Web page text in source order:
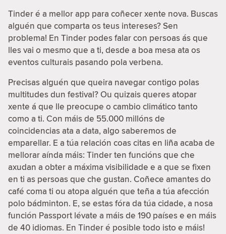
Tinder é a mellor app para coñecer xente nova. Buscas
alguén que comparta os teus intereses? Sen
problema! En Tinder podes falar con persoas ás que
lles vai o mesmo que a ti, desde a boa mesa ata os
eventos culturais pasando pola verbena.
Precisas alguén que queira navegar contigo polas
multitudes dun festival? Ou quizais queres atopar
xente á que lle preocupe o cambio climático tanto
como a ti. Con máis de 55.000 millóns de
coincidencias ata a data, algo saberemos de
emparellar. E a túa relación coas citas en liña acaba de
mellorar aínda máis: Tinder ten funcións que che
axudan a obter a máxima visibilidade e a que se fixen
en ti as persoas que che gustan. Coñece amantes do
café coma ti ou atopa alguén que teña a túa afección
polo bádminton. E, se estas fóra da túa cidade, a nosa
función Passport lévate a máis de 190 países e en máis
de 40 idiomas. En Tinder é posible todo isto e máis!